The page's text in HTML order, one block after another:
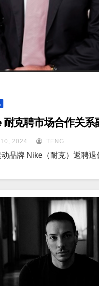
克聘市场合作关系
2024 TENG
动品牌 Nike（耐克）返聘